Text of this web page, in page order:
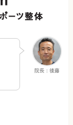
院長：後藤